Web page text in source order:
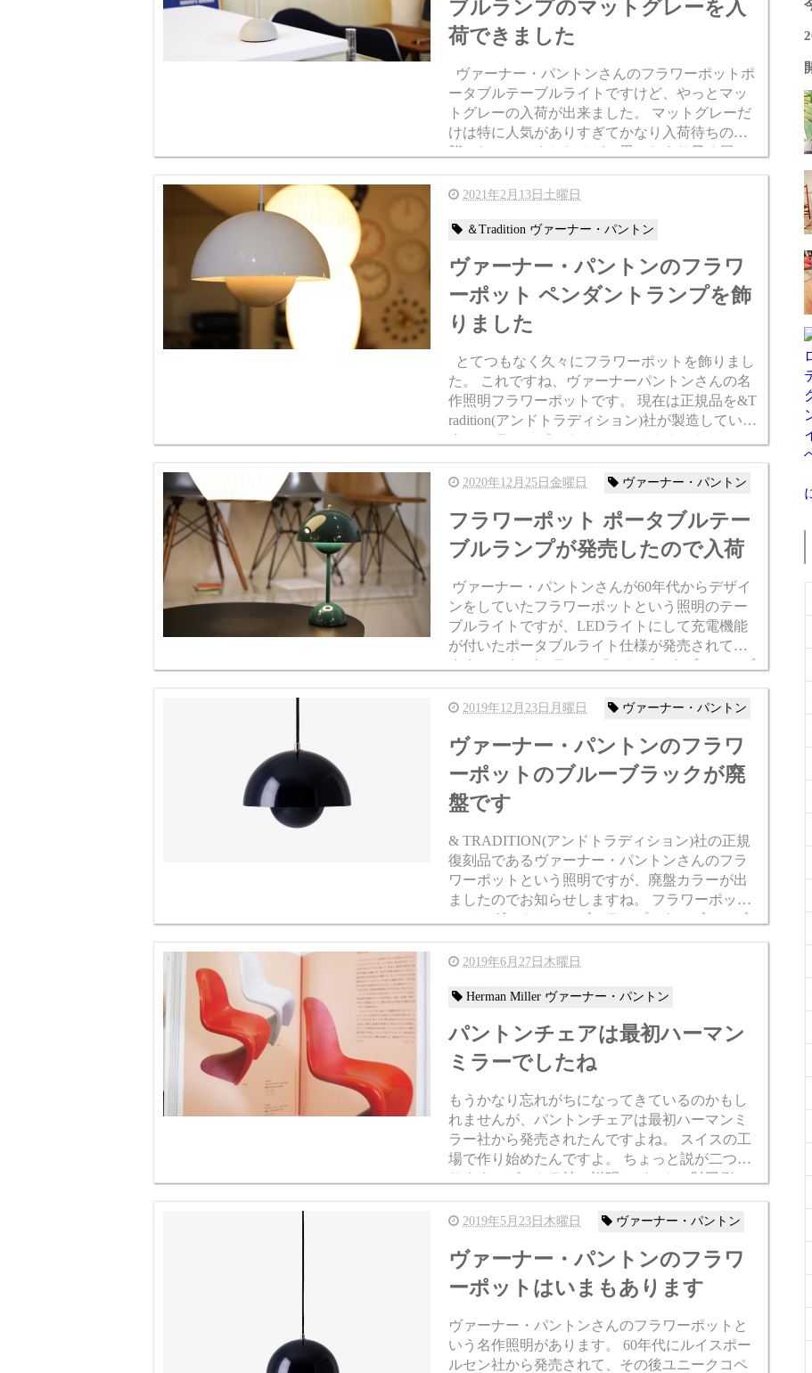
ブルランプのマットグレーを入
荷できました
ヴァーナー・パントンさんのフラワーポットポ
ータブルテーブルライトですけど、やっとマッ
トグレーの入荷が出来ました。 マットグレーだ
けは特に人気がありすぎてかなり入荷待ちの状
態になっていましたけど、思ったより早く届い
て良かったです。 そもそもこのテーブルライト
自体どのカラーも今は...
2021年2月13日土曜日
＆Tradition ヴァーナー・パントン
ヴァーナー・パントンのフラワ
ーポット ペンダントランプを飾
りました
とてつもなく久々にフラワーポットを飾りまし
た。 これですね、ヴァーナーパントンさんの名
作照明フラワーポットです。 現在は正規品を&T
radition(アンドトラディション)社が製造していま
す。 フラワーポットはちょっとややこしいの
で、オリジナルヴィンテージはルイスポー...
2020年12月25日金曜日 ヴァーナー・パントン
フラワーポット ポータブルテー
ブルランプが発売したので入荷
ヴァーナー・パントンさんが60年代からデザイ
ンをしていたフラワーポットという照明のテー
ブルライトですが、LEDライトにして充電機能
が付いたポータブルライト仕様が発売されてい
ます。 これがフラワーポット ポータブルテーブ
ルランプです。 ペンダントランプと同じく&trad
i... 2019年12月23日月曜日 ヴァーナー・パントン
ヴァーナー・パントンのフラワ
ーポットのブルーブラックが廃
盤です
& TRADITION(アンドトラディション)社の正規
復刻品であるヴァーナー・パントンさんのフラ
ワーポットという照明ですが、廃盤カラーが出
ましたのでお知らせしますね。 フラワーポット
のペンダントとテーブルランプともにブルーブ
ラックが廃盤となりました。 ...
2019年6月27日木曜日
Herman Miller ヴァーナー・パントン
パントンチェアは最初ハーマン
ミラーでしたね
もうかなり忘れがちになってきているのかもし
れませんが、パントンチェアは最初ハーマンミ
ラー社から発売されたんですよね。 スイスの工
場で作り始めたんですよ。 ちょっと説が二つあ
ります。ヴィトラ社の説明とパントン財団側の
説明で食い違う部分があります。 まあ細かいこ
と...2019年5月23日木曜日 ヴァーナー・パントン
ヴァーナー・パントンのフラワ
ーポットはいまもあります
ヴァーナー・パントンさんのフラワーポットと
いう名作照明があります。 60年代にルイスポー
ルセン社から発売されて、その後ユニークコペ